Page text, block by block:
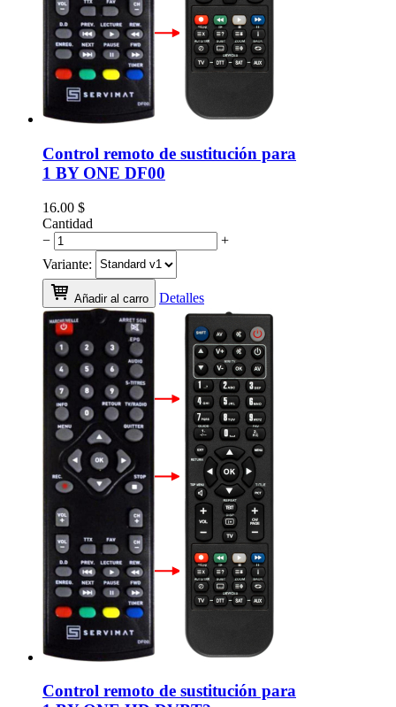
Control remoto de sustitución para
1 BY ONE DF00
16.00 $
Cantidad
−
+
Variante:
Añadir al carro Detalles
Control remoto de sustitución para